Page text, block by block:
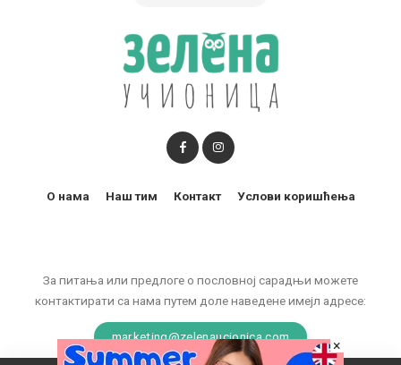
За питања или предлоге о пословној сарадњи можете
контактирати са нама путем доле наведене имејл адресе:
marketing@zelenaucionica.com
О нама Наш тим Контакт Услови коришћења
×